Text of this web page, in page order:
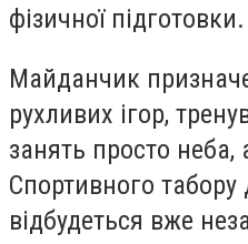
фізичної підготовки.
Майданчик
рухливих ігор,
занять просто
Спортивного
відбудеться вже